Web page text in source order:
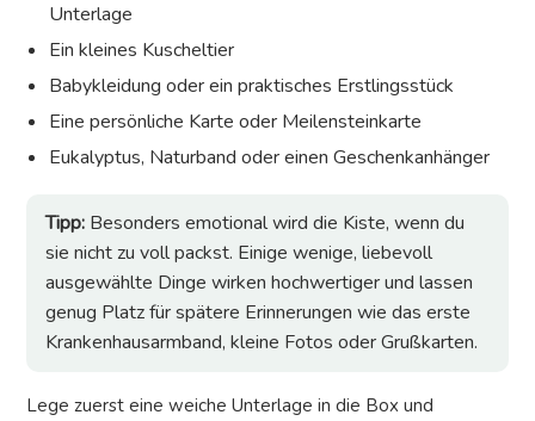
Unterlage
Ein kleines Kuscheltier
Babykleidung oder ein praktisches Erstlingsstück
Eine persönliche Karte oder Meilensteinkarte
Eukalyptus, Naturband oder einen Geschenkanhänger
Tipp: Besonders emotional wird die Kiste, wenn du
sie nicht zu voll packst. Einige wenige, liebevoll
ausgewählte Dinge wirken hochwertiger und lassen
genug Platz für spätere Erinnerungen wie das erste
Krankenhausarmband, kleine Fotos oder Grußkarten.
Lege zuerst eine weiche Unterlage in die Box und